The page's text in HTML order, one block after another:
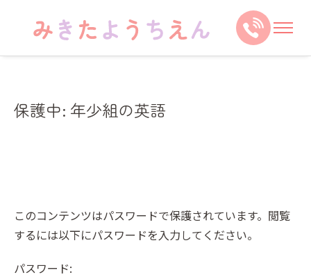
保護中: 年少組の英語
このコンテンツはパスワードで保護されています。閲覧
するには以下にパスワードを入力してください。
パスワード: